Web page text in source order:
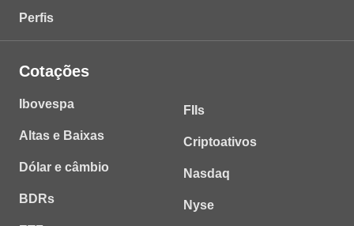
Perfis
Cotações
Ibovespa
Altas e Baixas
Dólar e câmbio
BDRs
FIIs
Criptoativos
Nasdaq
Nyse